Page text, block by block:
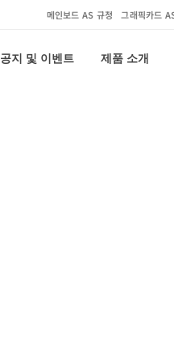
메인보드 AS 규정 그래픽카드
공지 및 이벤트 제품 소개